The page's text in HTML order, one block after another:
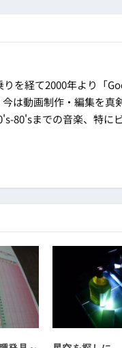
を経て2000年より「
は動画制作・編集を真
80'sまでの音楽、特に